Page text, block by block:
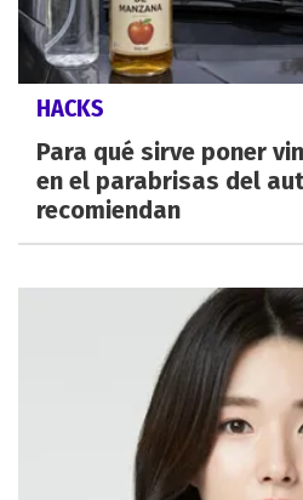
HACKS
Para qué sirve poner
en el parabrisas del
recomiendan